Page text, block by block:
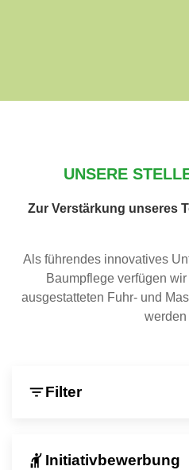
UNSERE
Zur Verstärkung unseres
Als führendes innovatives
Baumpflege verfügen
ausgestatteten Fuhr- und
werden
filter_listFilter
hail Initiativbewerbung